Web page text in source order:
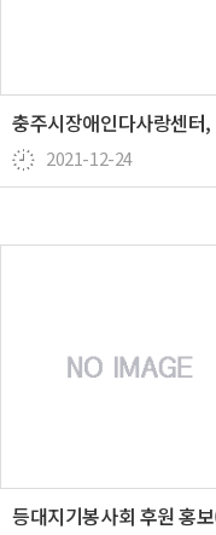
2021-12-24